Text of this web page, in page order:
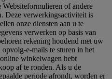
of andere
Deze verwerkingsactiviteit is
onze diensten aan u te
verwerken op basis van
rekening houdend met uw
e-mails te sturen in het
winkelwagen hebt
af te ronden. Als u de
periode afrondt, worden er